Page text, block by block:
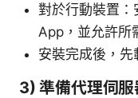
對於行動裝置
App，並允許所
安裝完成後，先
3) 準備代理伺